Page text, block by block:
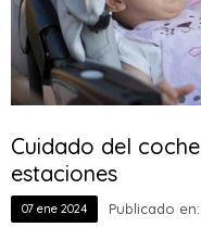
Cuidado del
estaciones
07 ene 2024 Publicado en: